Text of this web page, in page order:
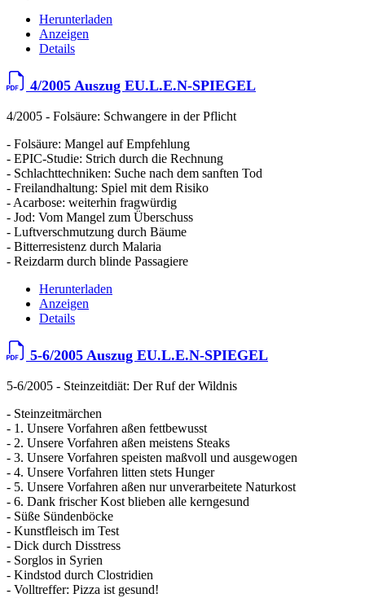
Herunterladen
Anzeigen
Details
4/2005 Auszug EU.L.E.N-SPIEGEL
4/2005 - Folsäure: Schwangere in der Pflicht
- Folsäure: Mangel auf Empfehlung
- EPIC-Studie: Strich durch die Rechnung
- Schlachttechniken: Suche nach dem sanften Tod
- Freilandhaltung: Spiel mit dem Risiko
- Acarbose: weiterhin fragwürdig
- Jod: Vom Mangel zum Überschuss
- Luftverschmutzung durch Bäume
- Bitterresistenz durch Malaria
- Reizdarm durch blinde Passagiere
Herunterladen
Anzeigen
Details
5-6/2005 Auszug EU.L.E.N-SPIEGEL
5-6/2005 - Steinzeitdiät: Der Ruf der Wildnis
- Steinzeitmärchen
- 1. Unsere Vorfahren aßen fettbewusst
- 2. Unsere Vorfahren aßen meistens Steaks
- 3. Unsere Vorfahren speisten maßvoll und ausgewogen
- 4. Unsere Vorfahren litten stets Hunger
- 5. Unsere Vorfahren aßen nur unverarbeitete Naturkost
- 6. Dank frischer Kost blieben alle kerngesund
- Süße Sündenböcke
- Kunstfleisch im Test
- Dick durch Disstress
- Sorglos in Syrien
- Kindstod durch Clostridien
- Volltreffer: Pizza ist gesund!